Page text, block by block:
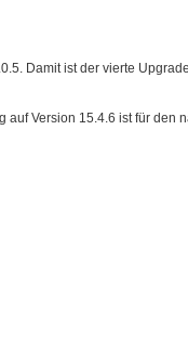
Damit ist der vierte
Version 15.4.6 ist für den